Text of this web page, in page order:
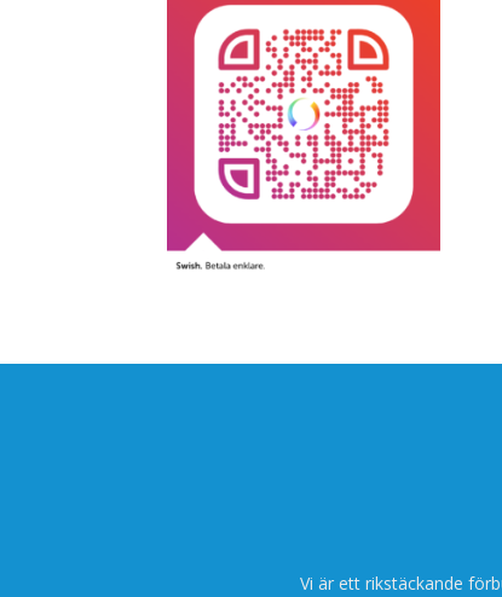
Vi är ett rikstäckande